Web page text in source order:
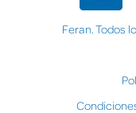
Feran. Todos